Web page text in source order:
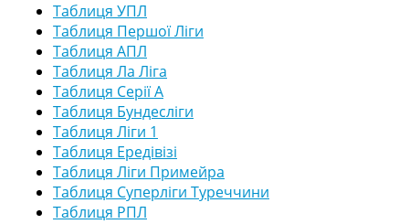
Таблиця УПЛ
Таблиця Першої Ліги
Таблиця АПЛ
Таблиця Ла Ліга
Таблиця Серії А
Таблиця Бундесліги
Таблиця Ліги 1
Таблиця Ередівізі
Таблиця Ліги Примейра
Таблиця Суперліги Туреччини
Таблиця РПЛ